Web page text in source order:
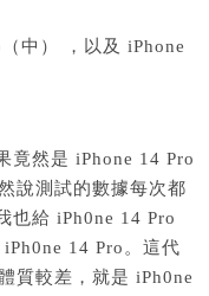
中） ，以及 iPhone
竟然是 iPhone 14 Pro
說測試的數據每次都
也給 iPh0ne 14 Pro
14 Pro。這代
質較差，就是 iPh0ne